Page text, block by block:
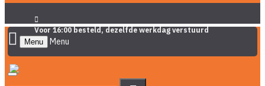
Voor 16:00 besteld, dezelfde werkdag verstuurd
Menu